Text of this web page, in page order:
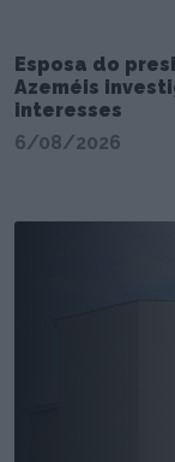
Esposa do
Azeméis
interesses
6/08/2026